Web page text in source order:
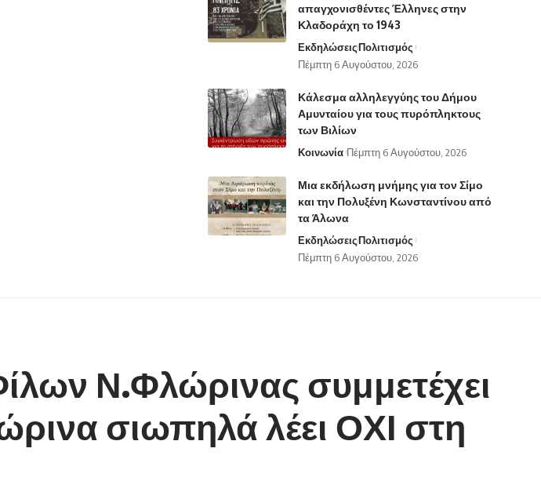
απαγχονισθέντες Έλληνες στην
Κλαδοράχη το 1943
ΕκδηλώσειςΠολιτισμός
Πέμπτη 6 Αυγούστου, 2026
Κάλεσμα αλληλεγγύης του Δήμου
Αμυνταίου για τους πυρόπληκτους
των Βιλίων
Κοινωνία Πέμπτη 6 Αυγούστου, 2026
Μια εκδήλωση μνήμης για τον Σίμο
και την Πολυξένη Κωνσταντίνου από
τα Άλωνα
ΕκδηλώσειςΠολιτισμός
Πέμπτη 6 Αυγούστου, 2026
Ν.Φλώρινας συμμετέχει
σιωπηλά λέει ΟΧΙ στη